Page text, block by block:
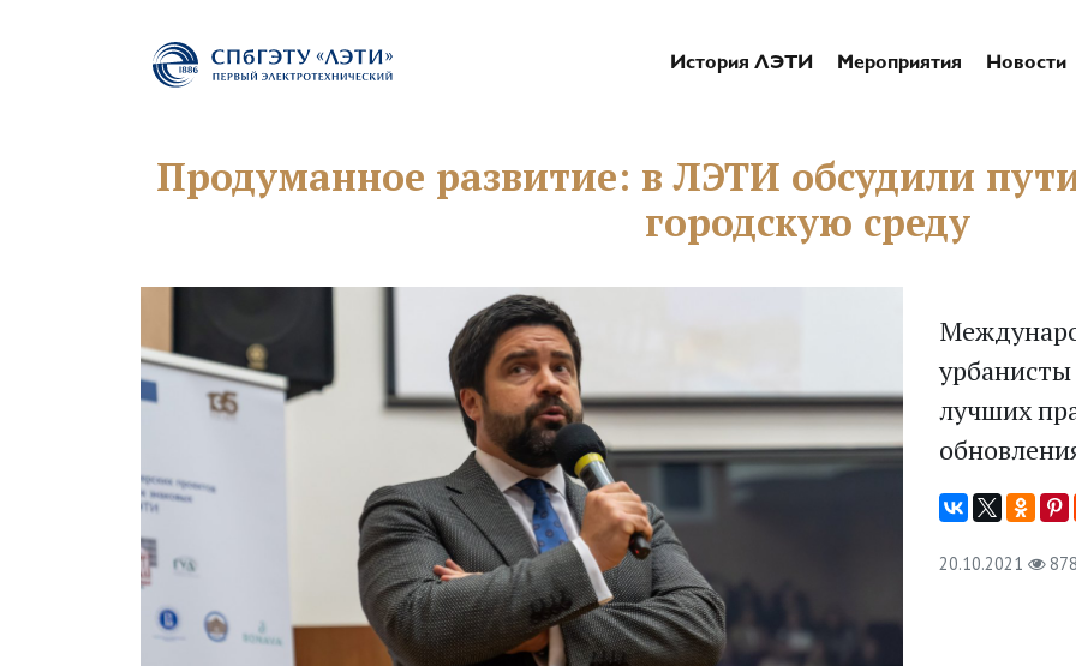
История ЛЭТИ Мероприятия Новости
Продуманное развитие: в ЛЭТИ обсудили
городскую среду
урбанисты
лучших
20.10.2021